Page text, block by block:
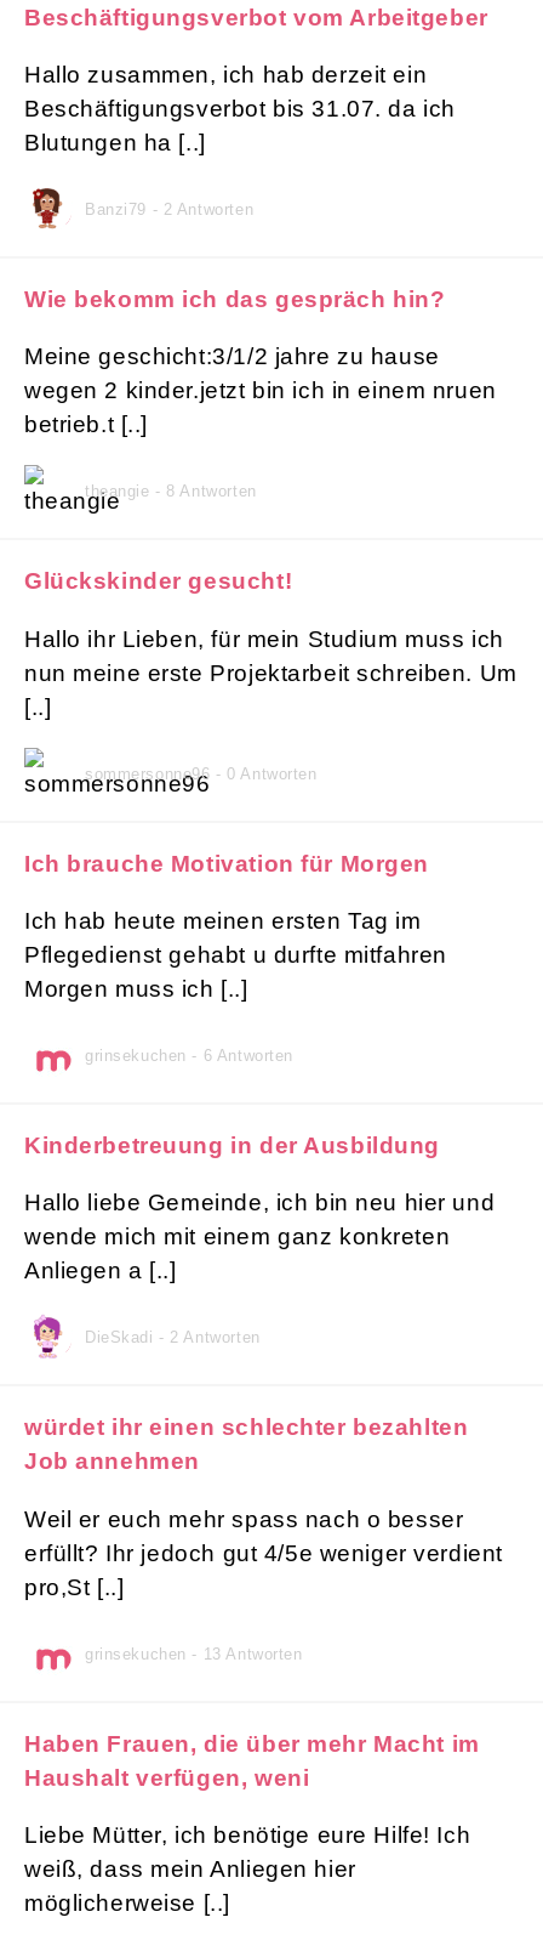
Beschäftigungsverbot vom Arbeitgeber
Hallo zusammen, ich hab derzeit ein
Beschäftigungsverbot bis 31.07. da ich
Blutungen ha [..]
Banzi79 - 2 Antworten
Wie bekomm ich das gespräch hin?
Meine geschicht:3/1/2 jahre zu hause
wegen 2 kinder.jetzt bin ich in einem nruen
betrieb.t [..]
theangie - 8 Antworten
Glückskinder gesucht!
Hallo ihr Lieben, für mein Studium muss ich
nun meine erste Projektarbeit schreiben. Um
[..]
sommersonne96 - 0 Antworten
Ich brauche Motivation für Morgen
Ich hab heute meinen ersten Tag im
Pflegedienst gehabt u durfte mitfahren
Morgen muss ich [..]
grinsekuchen - 6 Antworten
Kinderbetreuung in der Ausbildung
Hallo liebe Gemeinde, ich bin neu hier und
wende mich mit einem ganz konkreten
Anliegen a [..]
DieSkadi - 2 Antworten
würdet ihr einen schlechter bezahlten
Job annehmen
Weil er euch mehr spass nach o besser
erfüllt? Ihr jedoch gut 4/5e weniger verdient
pro,St [..]
grinsekuchen - 13 Antworten
Haben Frauen, die über mehr Macht im
Haushalt verfügen, weni
Liebe Mütter, ich benötige eure Hilfe! Ich
weiß, dass mein Anliegen hier
möglicherweise [..]